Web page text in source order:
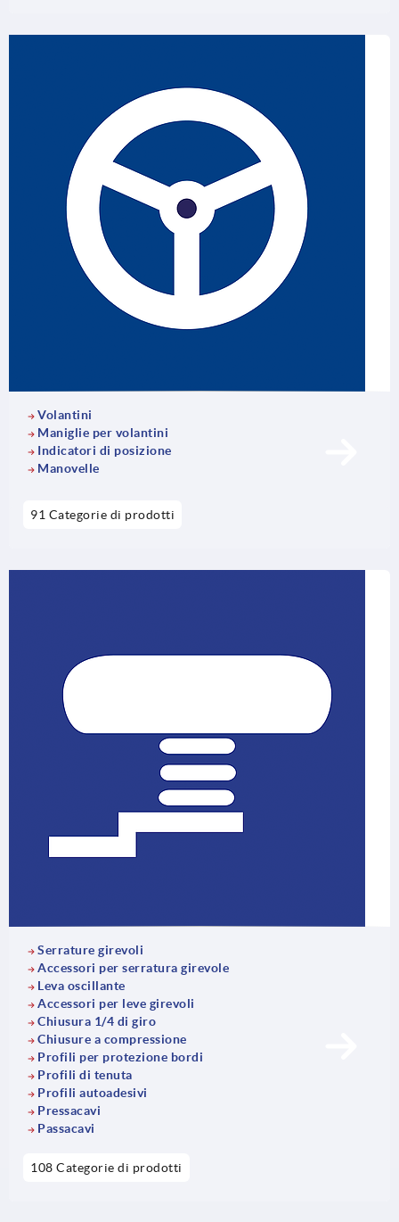
Volantini
Maniglie per volantini
Indicatori di posizione
Manovelle
91 Categorie di prodotti
Serrature girevoli
Accessori per serratura girevole
Leva oscillante
Accessori per leve girevoli
Chiusura 1/4 di giro
Chiusure a compressione
Profili per protezione bordi
Profili di tenuta
Profili autoadesivi
Pressacavi
Passacavi
108 Categorie di prodotti